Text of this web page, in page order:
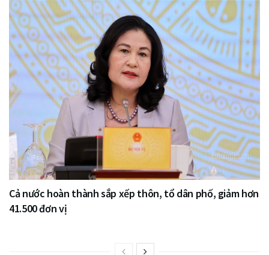
Cả nước hoàn thành sắp xếp thôn, tổ dân phố, giảm hơn
41.500 đơn vị